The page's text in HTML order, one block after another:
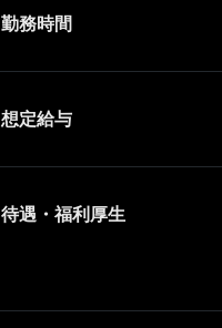
勤務時間
想定給与
待遇・福利厚生